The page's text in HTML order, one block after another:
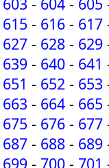
615 - 616 - 617
627 - 628 - 629
639 - 640 - 641
651 - 652 - 653
663 - 664 - 665
675 - 676 - 677
687 - 688 - 689
699 - 700 - 701